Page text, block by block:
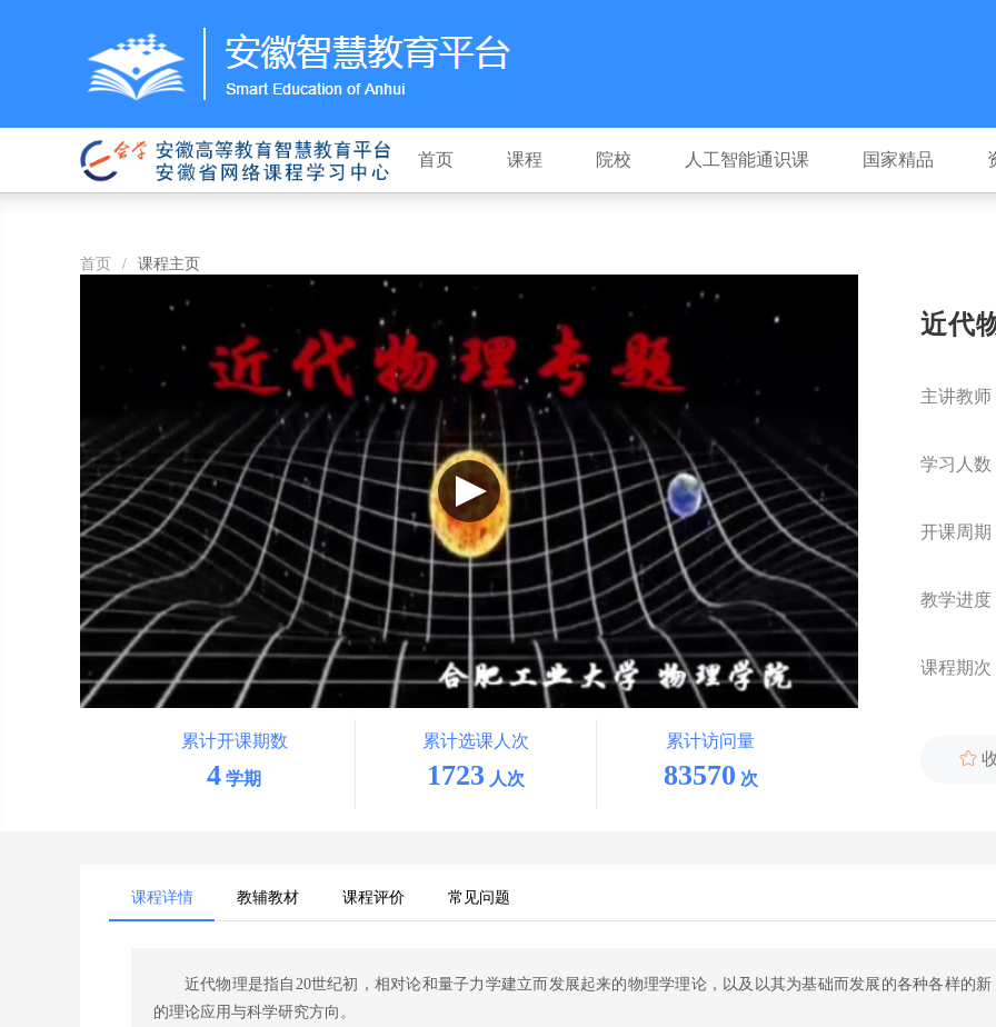
首页 课程 院校 人工智能通识课 国家精品
首页 / 课程主页
累计开课期数
4 学期
累计选课人次
1723 人次
累计访问量
83570 次
近代
主讲教师
学习人数
开课周期
教学进度
课程期次

课程详情 教辅教材 课程评价 常见问题
近代物理是指自20世纪初，相对论和量子力学建立而发展起来的物理学理论，以及以其为基础而发展的各种各样的新
的理论应用与科学研究方向。